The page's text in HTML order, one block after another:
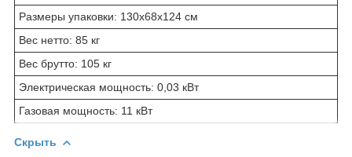
Размеры упаковки: 130x68x124 см
Вес нетто: 85 кг
Вес брутто: 105 кг
Электрическая мощность: 0,03 кВт
Газовая мощность: 11 кВт
Скрыть